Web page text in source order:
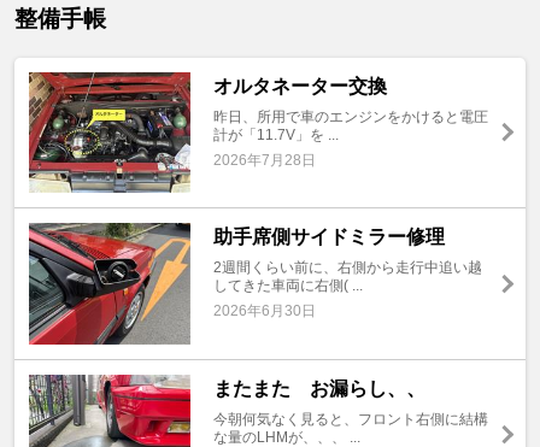
整備手帳
オルタネーター交換
昨日、所用で車のエンジンをかけると電圧
計が「11.7V」を ...
2026年7月28日
助手席側サイドミラー修理
2週間くらい前に、右側から走行中追い越
してきた車両に右側( ...
2026年6月30日
またまた お漏らし、、
今朝何気なく見ると、フロント右側に結構
な量のLHMが、、、 ...